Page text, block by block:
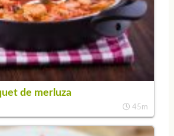
de merluza
45m